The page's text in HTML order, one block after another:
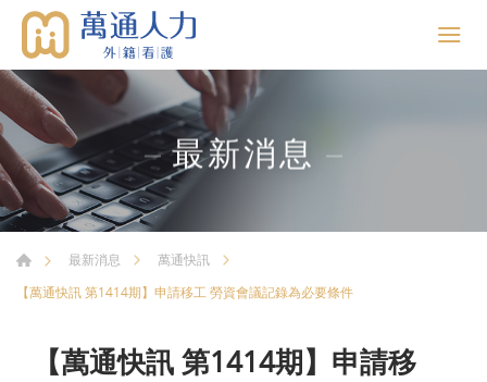
最新消息
最新消息
萬通快訊
【萬通快訊 第1414期】申請移工 勞資會議記錄為必要條件
【萬通快訊 第1414期】申請移